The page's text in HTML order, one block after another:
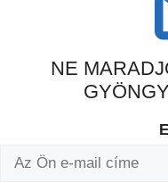
NE